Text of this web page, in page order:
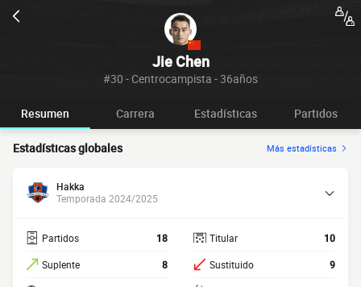
Jie Chen
#30 - Centrocampista - 36años
Resumen Carrera Estadísticas Partidos
Estadísticas globales Más estadísticas
Hakka
Temporada 2024/2025
Partidos 18
Suplente 8
Titular 10
Sustituido 9